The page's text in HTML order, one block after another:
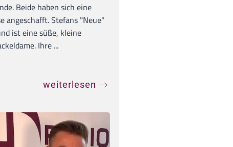
Beide haben sich eine
angeschafft. Stefans "Neue"
ist eine süße, kleine
Ihre ...
weiterlesen